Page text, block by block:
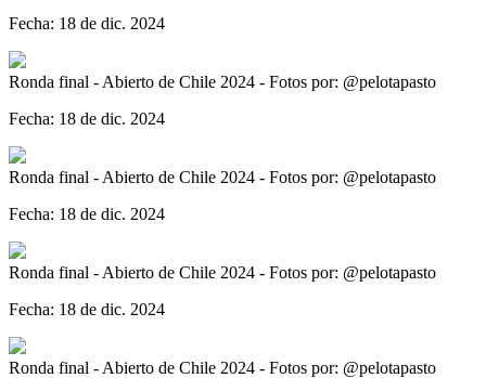
Fecha: 18 de dic. 2024
Ronda final - Abierto de Chile 2024 - Fotos por: @pelotapasto
Fecha: 18 de dic. 2024
Ronda final - Abierto de Chile 2024 - Fotos por: @pelotapasto
Fecha: 18 de dic. 2024
Ronda final - Abierto de Chile 2024 - Fotos por: @pelotapasto
Fecha: 18 de dic. 2024
Ronda final - Abierto de Chile 2024 - Fotos por: @pelotapasto